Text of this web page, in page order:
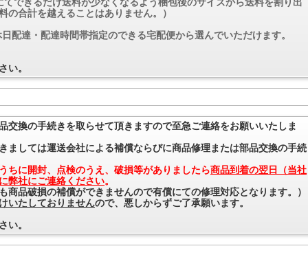
合計を越えることはありません。）
配達・配達時間帯指定のできる宅配便から選んでいただけます。
い。
交換の手続きを取らせて頂きますので至急ご連絡をお願いいたしま
ましては運送会社による補償ならびに商品修理または部品交換の手続
ちに開封、点検のうえ、破損等がありましたら商品到着の翌日（当社
弊社にご連絡ください。
商品破損の補償ができませんので有償にての修理対応となります。）
いたしておりませんので、悪しからずご了承願います。
い。